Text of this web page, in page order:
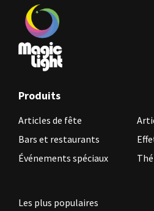
Produits
Articles de fête
Bars et restaurants
Événements spéciaux
Les plus populaires